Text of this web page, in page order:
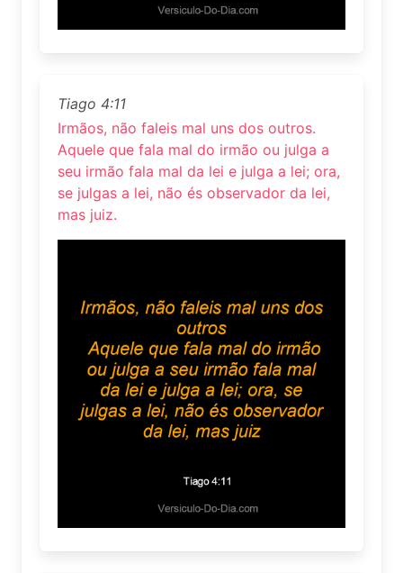
Tiago 4:11
Irmãos, não faleis mal uns dos outros.
Aquele que fala mal do irmão ou julga a
seu irmão fala mal da lei e julga a lei; ora,
se julgas a lei, não és observador da lei,
mas juiz.